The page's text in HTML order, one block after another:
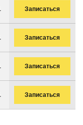
Записаться
Записаться
Записаться
Записаться